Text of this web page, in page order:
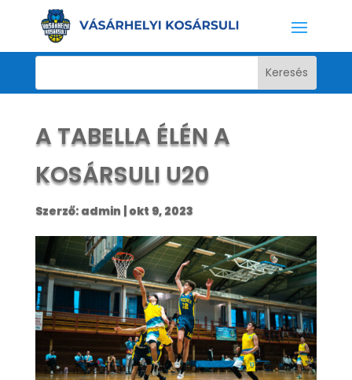
A TABELLA ÉLÉN A
KOSÁRSULI U20
Szerző: admin | okt 9, 2023